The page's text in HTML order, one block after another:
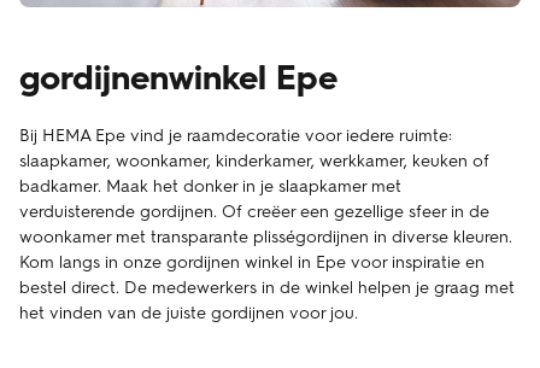
gordijnenwinkel Epe
Bij HEMA Epe vind je raamdecoratie voor iedere ruimte:
slaapkamer, woonkamer, kinderkamer, werkkamer, keuken of
badkamer. Maak het donker in je slaapkamer met
verduisterende gordijnen. Of creëer een gezellige sfeer in de
woonkamer met transparante plisségordijnen in diverse kleuren.
Kom langs in onze gordijnen winkel in Epe voor inspiratie en
bestel direct. De medewerkers in de winkel helpen je graag met
het vinden van de juiste gordijnen voor jou.